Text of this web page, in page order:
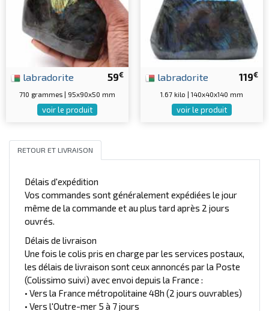
59€
labradorite
710 grammes | 95x90x50 mm
voir le produit
119€
labradorite
1.67 kilo | 140x40x140 mm
voir le produit
RETOUR ET LIVRAISON
Délais d'expédition
Vos commandes sont généralement expédiées le jour
même de la commande et au plus tard après 2 jours
ouvrés.
Délais de livraison
Une fois le colis pris en charge par les services postaux,
les délais de livraison sont ceux annoncés par la Poste
(Colissimo suivi) avec envoi depuis la France :
• Vers la France métropolitaine 48h (2 jours ouvrables)
• Vers l'Outre-mer 5 à 7 jours